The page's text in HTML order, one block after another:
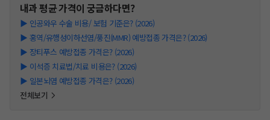
내과평균 가격이 궁금하다면?
▶ 인공와우 수술 비용/ 보험 기준은? (2026)
▶ 홍역/유행성이하선염/풍진(MMR) 예방접종 가격은? (2026)
▶ 장티푸스 예방접종 가격은? (2026)
▶ 이석증 치료법/치료 비용은? (2026)
▶ 일본뇌염 예방접종 가격은? (2026)
전체보기